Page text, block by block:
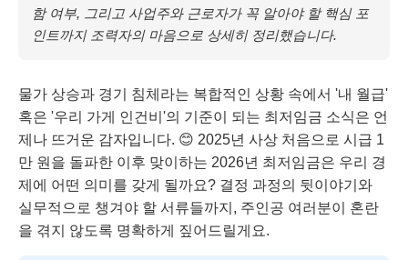
함 여부, 그리고 사업주와 근로자가 꼭 알아야 할 핵심 포
인트까지 조력자의 마음으로 상세히 정리했습니다.
물가 상승과 경기 침체라는 복합적인 상황 속에서 '내 월급'
혹은 '우리 가게 인건비'의 기준이 되는 최저임금 소식은 언
제나 뜨거운 감자입니다. 😊 2025년 사상 처음으로 시급 1
만 원을 돌파한 이후 맞이하는 2026년 최저임금은 우리 경
제에 어떤 의미를 갖게 될까요? 결정 과정의 뒷이야기와
실무적으로 챙겨야 할 서류들까지, 주인공 여러분이 혼란
을 겪지 않도록 명확하게 짚어드릴게요.